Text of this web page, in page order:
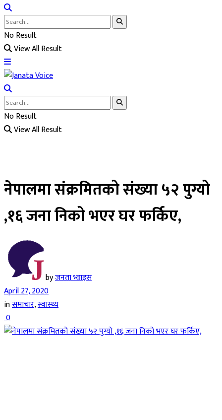
No Result
View All Result
No Result
View All Result
नेपालमा संक्रमितको संख्या ५२ पुग्यो
,१६ जना निको भएर घर फर्किए,
byजनता भ्वाइस
April 27, 2020
inसमाचार,स्वास्थ्य
0